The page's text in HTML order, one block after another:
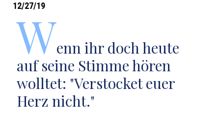
12/27/19
Wenn ihr doch heute
auf seine Stimme hören
wolltet: "Verstocket euer
Herz nicht."